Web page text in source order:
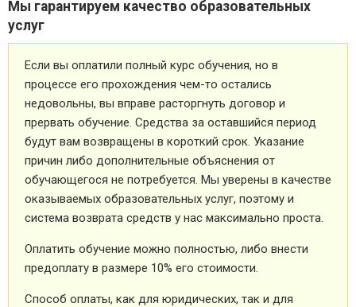
Мы гарантируем качество образовательных
услуг
Если вы оплатили полный курс обучения, но в
процессе его прохождения чем-то остались
недовольны, вы вправе расторгнуть договор и
прервать обучение. Средства за оставшийся период
будут вам возвращены в короткий срок. Указание
причин либо дополнительные объяснения от
обучающегося не потребуется. Мы уверены в качестве
оказываемых образовательных услуг, поэтому и
система возврата средств у нас максимально проста.
Оплатить обучение можно полностью, либо внести
предоплату в размере 10% его стоимости.
Способ оплаты, как для юридических, так и для